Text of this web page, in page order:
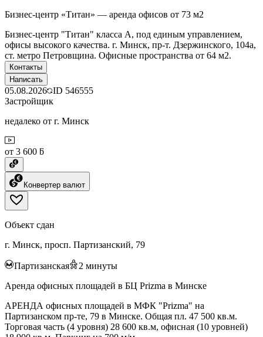
Бизнес-центр «Титан» — аренда офисов от 73 м2
Бизнес-центр "Титан" класса А, под единым управлением,
офисы высокого качества. г. Минск, пр-т. Дзержинского, 104а,
ст. метро Петровщина. Офисные пространства от 64 м2.
Контакты
Написать
05.08.2026 ID 546555
Застройщик
недалеко от г. Минск
от 3 600 ƃ
Конвертер валют
Объект сдан
г. Минск, просп. Партизанский, 79
Партизанская 2 минуты
Аренда офисных площадей в БЦ Prizma в Минске
АРЕНДА офисных площадей в МФК "Prizma" на
Партизанском пр-те, 79 в Минске. Общая пл. 47 500 кв.м.
Торговая часть (4 уровня) 28 600 кв.м, офисная (10 уровней)